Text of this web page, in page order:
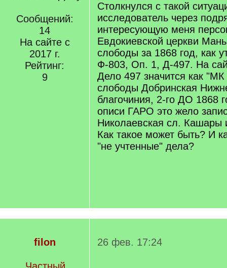
Сообщений:
14
На сайте с
2017 г.
Рейтинг:
9
Столкнулся с такой
исследователь через
интересующую меня
Евдокиевской церкви
слободы за 1868 год, как
Ф-803, Оп. 1, Д-497. На
Дело 497 значится как "МК
слободы Добринская
благочиния, 2-го ДО 1868
описи ГАРО это жело
Николаевская сл. Кашары
Как такое может быть? И
"не учтенные" дела?
filon 26 фев. 17:24